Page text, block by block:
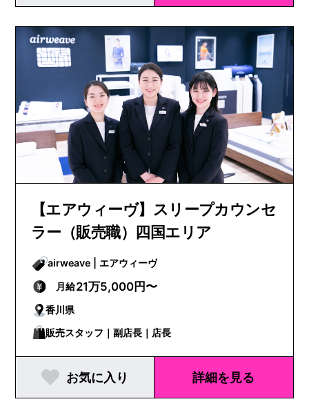
【エアウィーヴ】スリープカウンセ
ラー（販売職）四国エリア
airweave | エアウィーヴ
月給21万5,000円〜
香川県
販売スタッフ｜副店長｜店長
お気に入り 詳細を見る